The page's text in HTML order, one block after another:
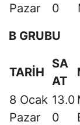
Pazar
0
B GRUBU
TARİH
SA
AT
8 Ocak
Pazar
13.0
0